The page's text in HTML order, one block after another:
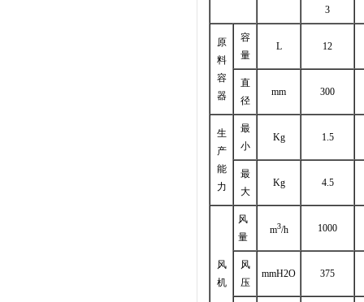
3
原
料
容
器
容
量
L 12
直
径
mm 300
生
产
能
力
最
小
Kg 1.5
最
大
Kg 4.5
风
机
风
量
m3/h 1000
风
压
mmH2O 375